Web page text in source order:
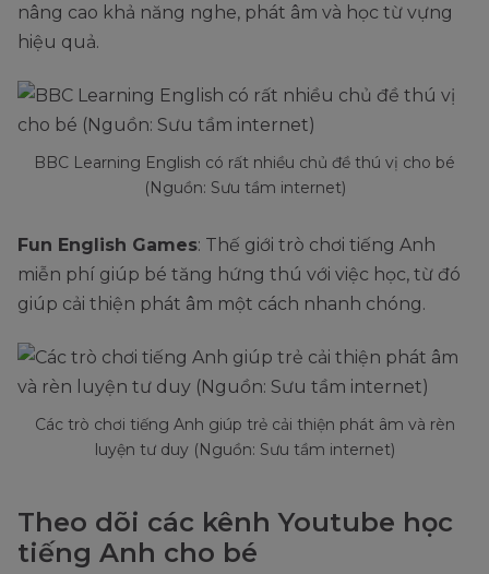
nâng cao khả năng nghe, phát âm và học từ vựng
hiệu quả.
BBC Learning English có rất nhiều chủ đề thú vị cho bé
(Nguồn: Sưu tầm internet)
Fun English Games: Thế giới trò chơi tiếng Anh
miễn phí giúp bé tăng hứng thú với việc học, từ đó
giúp cải thiện phát âm một cách nhanh chóng.
Các trò chơi tiếng Anh giúp trẻ cải thiện phát âm và rèn
luyện tư duy (Nguồn: Sưu tầm internet)
Theo dõi các kênh Youtube học
tiếng Anh cho bé